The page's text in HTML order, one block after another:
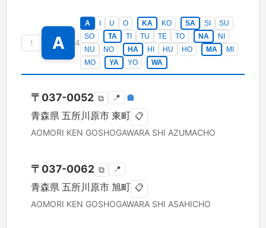
↑ A 4
A U O KA KO SA SI
SU
SO
TA TI TU TE TO NA
NI
NU
NO HA HI HU HO MA
MI
MO
YA YO WA
〒 037-0052 ⧉ 📍 🏣
青森県 五所川原市 東町 📋
AOMORI KEN GOSHOGAWARA SHI AZUMACHO
〒 037-0062 ⧉ 📍
青森県 五所川原市 旭町 📋
AOMORI KEN GOSHOGAWARA SHI ASAHICHO